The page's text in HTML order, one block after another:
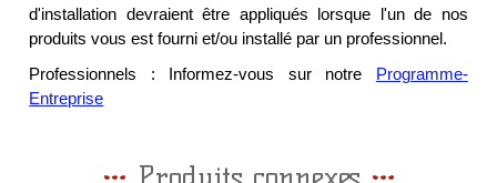
d'installation devraient être appliqués lorsque l'un de nos
produits vous est fourni et/ou installé par un professionnel.
Professionnels : Informez-vous sur notre
Programme-
Entreprise